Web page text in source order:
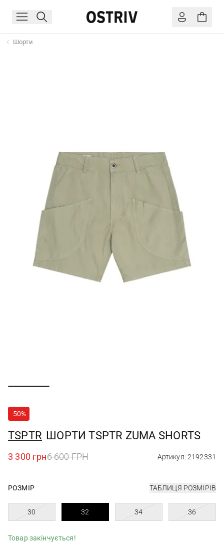
Шорти
-50%
TSPTR ШОРТИ TSPTR ZUMA SHORTS
3 300 грн6 600 ГРН Артикул: 2192331
РОЗМІР ТАБЛИЦЯ РОЗМІРІВ
30 32 34 36
Товар закінчується!